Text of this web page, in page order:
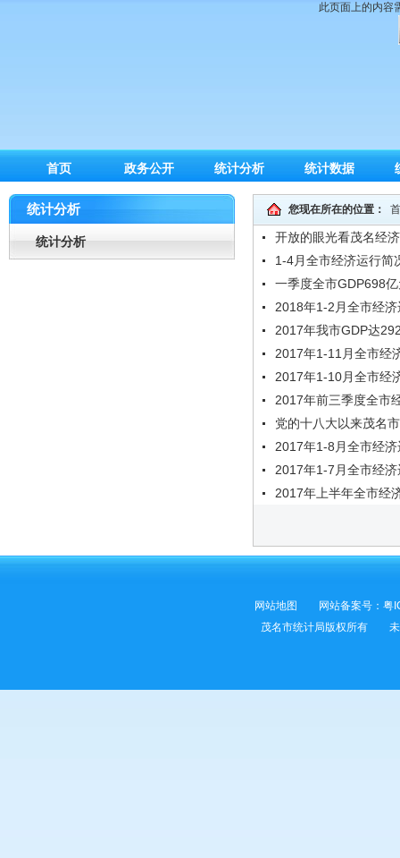
此页面上的内容
首页 政务公开 统计分析 统计数据
统计分析
统计分析
您现在所在的位置：
开放的眼光看茂名经
1-4月全市经济运行简
一季度全市GDP698
2018年1-2月全市经
2017年我市GDP达
2017年1-11月全市经
2017年1-10月全市经
2017年前三季度全市
党的十八大以来茂名
2017年1-8月全市经
2017年1-7月全市经
2017年上半年全市经
网站地图 网站备案号： 粤
茂名市统计局版权所有